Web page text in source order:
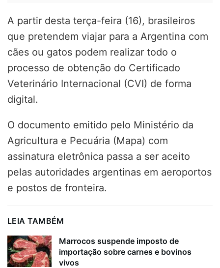
A partir desta terça-feira (16), brasileiros
que pretendem viajar para a Argentina com
cães ou gatos podem realizar todo o
processo de obtenção do Certificado
Veterinário Internacional (CVI) de forma
digital.
O documento emitido pelo Ministério da
Agricultura e Pecuária (Mapa) com
assinatura eletrônica passa a ser aceito
pelas autoridades argentinas em aeroportos
e postos de fronteira.
LEIA TAMBÉM
Marrocos suspende imposto de
importação sobre carnes e bovinos
vivos